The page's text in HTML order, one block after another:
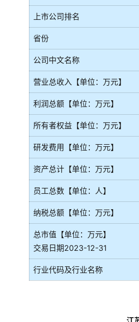
上市公司排名
省份
公司中文名称
营业总收入【单位：万元】
利润总额【单位：万元】
所有者权益【单位：万元】
研发费用【单位：万元】
资产总计【单位：万元】
员工总数【单位：人】
纳税总额【单位：万元】
总市值【单位：万元】
交易日期2023-12-31
行业代码及行业名称